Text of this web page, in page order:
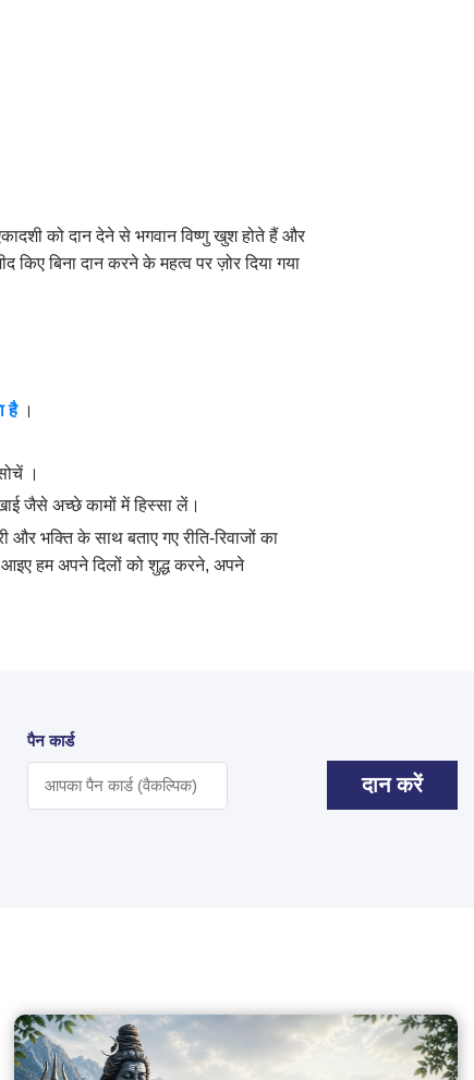
को दान देने से भगवान विष्णु खुश होते हैं और
किए बिना दान करने के महत्व पर ज़ोर दिया गया
है ।
।
जैसे अच्छे कामों में हिस्सा लें।
और भक्ति के साथ बताए गए रीति-रिवाजों का
हम अपने दिलों को शुद्ध करने, अपने
पैन कार्ड
दान करें